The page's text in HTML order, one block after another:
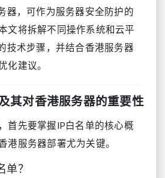
器，可作为服务器安全防护的
文将拆解不同操作系统和云平
技术步骤，并结合香港服务器
化建议。
其对香港服务器的重要性
首先要掌握IP白名单的核心概
港服务器部署尤为关键。
单？